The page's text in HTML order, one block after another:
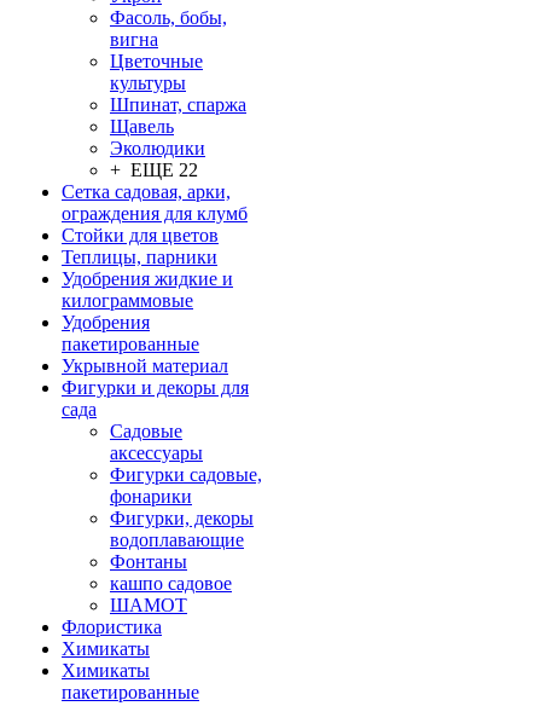
Фасоль, бобы,
вигна
Цветочные
культуры
Шпинат, спаржа
Щавель
Эколюдики
+ ЕЩЕ 22
Сетка садовая, арки,
ограждения для клумб
Стойки для цветов
Теплицы, парники
Удобрения жидкие и
килограммовые
Удобрения
пакетированные
Укрывной материал
Фигурки и декоры для
сада
Садовые
аксессуары
Фигурки садовые,
фонарики
Фигурки, декоры
водоплавающие
Фонтаны
кашпо садовое
ШАМОТ
Флористика
Химикаты
Химикаты
пакетированные